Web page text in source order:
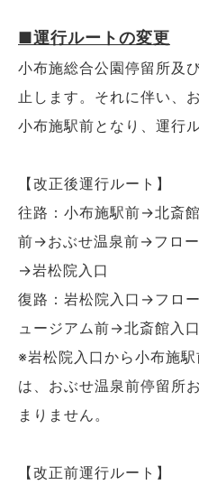
■運行ルートの変更
小布施総合公園停留所及
止します。それに伴い、
小布施駅前となり、運行
【改正後運行ルート】
往路：小布施駅前→北斎
前→おぶせ温泉前→フロ
→岩松院入口
復路：岩松院入口→フロ
ュージアム前→北斎館入
※岩松院入口から小布施
は、おぶせ温泉前停留所
まりません。
【改正前運行ルート】